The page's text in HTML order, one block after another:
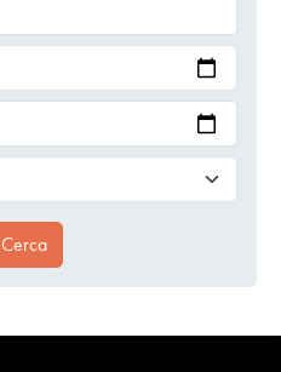
Cerca